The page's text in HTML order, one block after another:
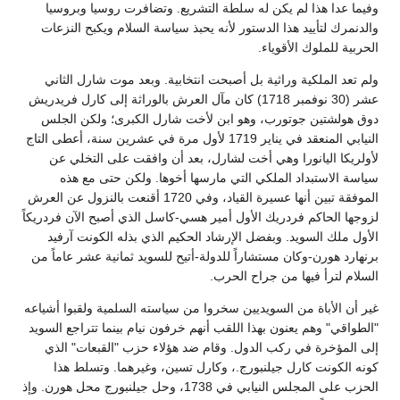
وفيما عدا هذا لم يكن له سلطة التشريع. وتضافرت روسيا وبروسيا
والدنمرك لتأييد هذا الدستور لأنه يحبذ سياسة السلام ويكبح النزعات
الحربية للملوك الأقوياء.
ولم تعد الملكية وراثية بل أصبحت انتخابية. وبعد موت شارل الثاني
عشر (30 نوفمبر 1718) كان مآل العرش بالوراثة إلى كارل فريدريش
دوق هولشتين جوتورب، وهو ابن لأخت شارل الكبرى؛ ولكن الجلس
النيابي المنعقد في يناير 1719 لأول مرة في عشرين سنة، أعطى التاج
لأولريكا اليانورا وهي أخت لشارل، بعد أن وافقت على التخلي عن
سياسة الاستبداد الملكي التي مارسها أخوها. ولكن حتى مع هذه
الموفقة تبين أنها عسيرة القياد، وفي 1720 أقنعت بالنزول عن العرش
لزوجها الحاكم فردريك الأول أمير هسي-كاسل الذي أصبح الآن فردريكاً
الأول ملك السويد. وبفضل الإرشاد الحكيم الذي بذله الكونت آرفيد
برنهارد هورن-وكان مستشاراً للدولة-أتيح للسويد ثمانية عشر عاماً من
السلام لترأ فيها من جراح الحرب.
غير أن الأباة من السويديين سخروا من سياسته السلمية ولقبوا أشياعه
"الطواقي" وهم يعنون بهذا اللقب أنهم خرفون نيام بينما تتراجع السويد
إلى المؤخرة في ركب الدول. وقام ضد هؤلاء حزب "القبعات" الذي
كونه الكونت كارل جيلنبورج.، وكارل تسين، وغيرهما. وتسلط هذا
الحزب على المجلس النيابي في 1738، وحل جيلنبورج محل هورن. وإذ